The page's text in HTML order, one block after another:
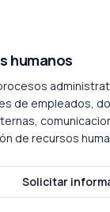
humanos
de empleados,
de recursos
Solicitar